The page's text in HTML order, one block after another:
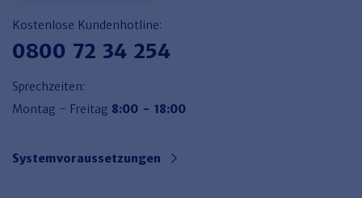
Kostenlose Kundenhotline:
0800 72 34 254
Sprechzeiten:
Montag - Freitag 8:00 - 18:00
Systemvoraussetzungen